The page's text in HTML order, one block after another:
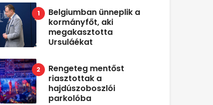
Belgiumban ünneplik a
kormányfőt, aki
megakasztotta
Ursuláékat
Rengeteg mentőst
riasztottak a
hajdúszoboszlói
parkolóba